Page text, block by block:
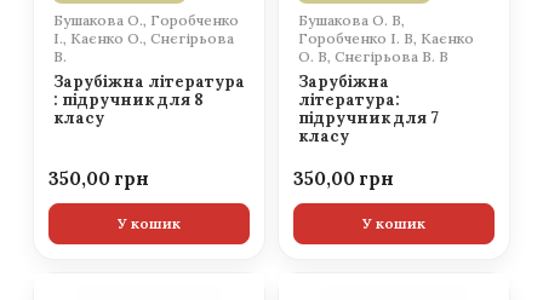
Бушакова О., Горобченко
І., Каєнко О., Снєгірьова
В.
Зарубіжна література
: підручник для 8
класу
350,00
У кошик
Бушакова О. В,
Горобченко І. В, Каєнко
О. В, Снєгірьова В. В
Зарубіжна
література:
підручник для 7
класу
350,00
У кошик